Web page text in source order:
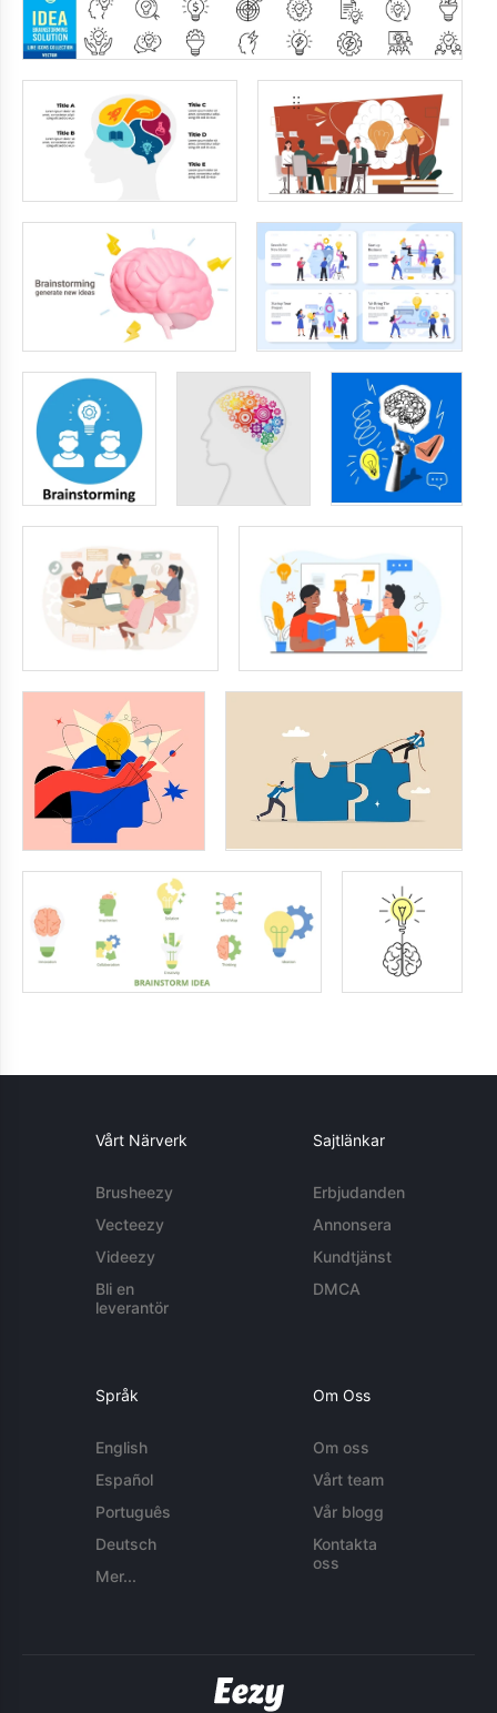
Vårt Närverk
Brusheezy
Vecteezy
Videezy
Bli en
leverantör
Sajtlänkar
Erbjudanden
Annonsera
Kundtjänst
DMCA
Språk
English
Español
Português
Deutsch
Mer...
Om Oss
Om oss
Vårt team
Vår blogg
Kontakta
oss